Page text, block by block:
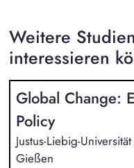
Weitere
interessieren
Global Change:
Policy
Justus-Liebig-
Gießen